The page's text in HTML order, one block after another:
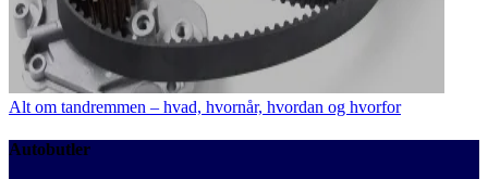
Alt om tandremmen – hvad, hvornår, hvordan og hvorfor
Autobutler